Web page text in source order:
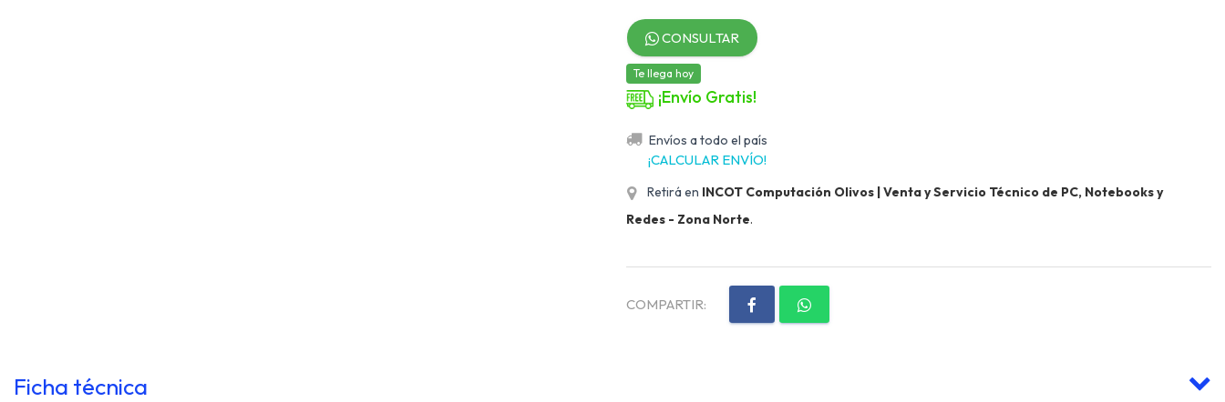
CONSULTAR
Te llega hoy
¡Envío Gratis!
Envíos a todo el país
¡CALCULAR ENVÍO!
Retirá en INCOT Computación Olivos | Venta y Servicio Técnico de PC, Notebooks y
Redes - Zona Norte.
COMPARTIR:
Ficha técnica